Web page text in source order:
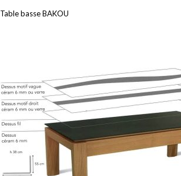
Table basse BAKOU